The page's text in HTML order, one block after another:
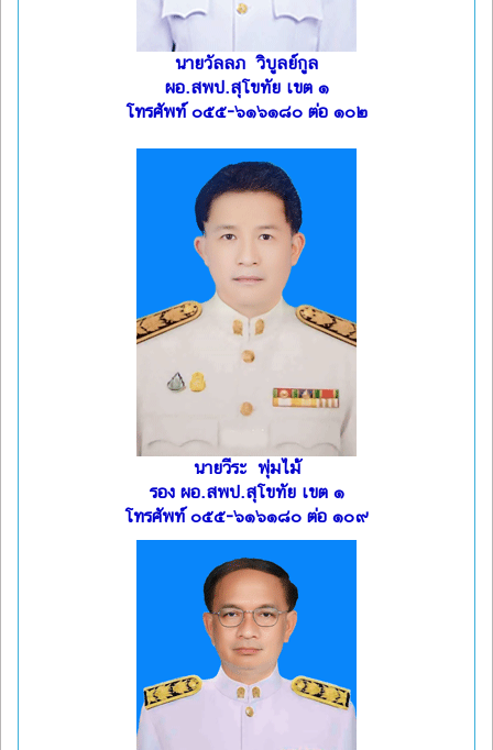
นายวัลลภ วิบูลย์กูล
ผอ.สพป.สุโขทัย เขต ๑
โทรศัพท์ ๐๕๕-๖๑๖๑๘๐ ต่อ ๑๐๒
นายวีระ พุ่มไม้
รอง ผอ.สพป.สุโขทัย เขต ๑
โทรศัพท์ ๐๕๕-๖๑๖๑๘๐ ต่อ ๑๐๙